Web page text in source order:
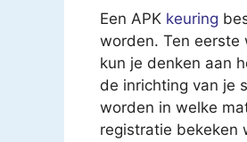
Een APK keuring
worden. Ten eerste
kun je denken aan
de inrichting van je
worden in welke
registratie bekeken